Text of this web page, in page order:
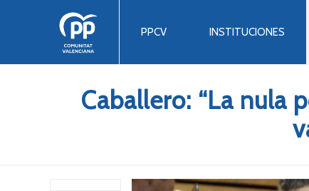
PPCV INSTITUCIONES
Caballero: “La nula